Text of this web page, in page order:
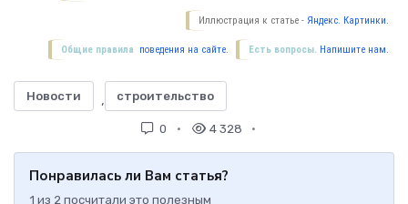
Иллюстрация к статье - Яндекс. Картинки.
Есть вопросы. Напишите нам.
Общие правила поведения на сайте.
Новости , строительство
0 4 328
Понравилась ли Вам статья?
1 из 2 посчитали это полезным